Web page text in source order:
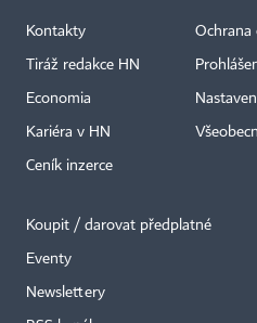
Kontakty
Tiráž redakce HN
Economia
Kariéra v HN
Ceník inzerce
Ochrana
Koupit / darovat předplatné
Eventy
Newslettery